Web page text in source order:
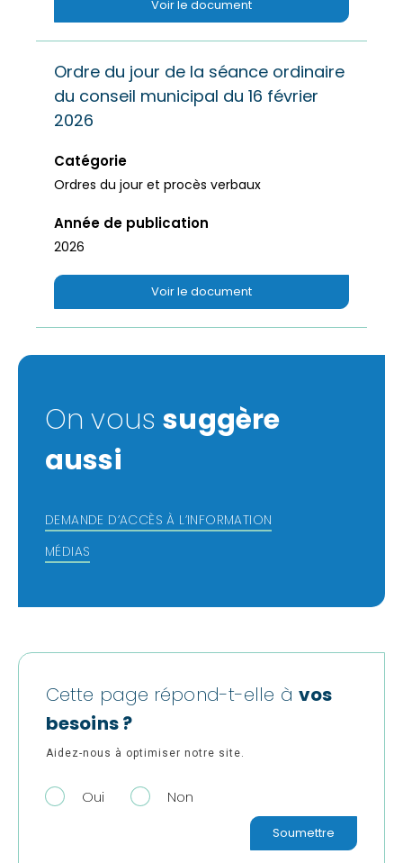
Voir le document
Ordre du jour de la séance ordinaire
du conseil municipal du 16 février
2026
Catégorie
Ordres du jour et procès verbaux
Année de publication
2026
Voir le document
On voussuggère
aussi
DEMANDE D’ACCÈS À L’INFORMATION
MÉDIAS
Cette page répond-t-elle à vos
besoins ?
Aidez-nous à optimiser notre site.
Oui Non